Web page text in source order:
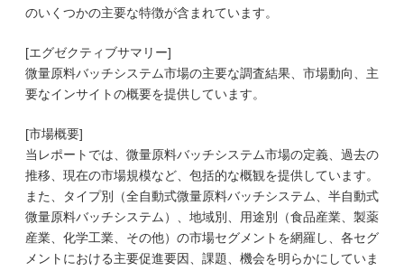
のいくつかの主要な特徴が含まれています。
[エグゼクティブサマリー]
微量原料バッチシステム市場の主要な調査結果、市場動向、主
要なインサイトの概要を提供しています。
[市場概要]
当レポートでは、微量原料バッチシステム市場の定義、過去の
推移、現在の市場規模など、包括的な概観を提供しています。
また、タイプ別（全自動式微量原料バッチシステム、半自動式
微量原料バッチシステム）、地域別、用途別（食品産業、製薬
産業、化学工業、その他）の市場セグメントを網羅し、各セグ
メントにおける主要促進要因、課題、機会を明らかにしていま